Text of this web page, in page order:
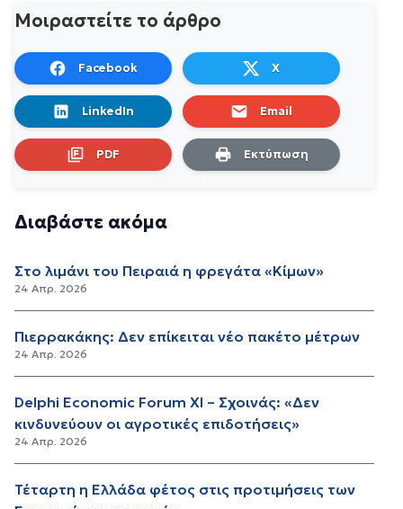
Μοιραστείτε το άρθρο
Facebook X
LinkedIn Email
PDF Εκτύπωση
Διαβάστε ακόμα
Στο λιμάνι του Πειραιά η φρεγάτα «Κίμων»
24 Απρ. 2026
Πιερρακάκης: Δεν επίκειται νέο πακέτο μέτρων
24 Απρ. 2026
Delphi Economic Forum XI – Σχοινάς: «Δεν
κινδυνεύουν οι αγροτικές επιδοτήσεις»
24 Απρ. 2026
Τέταρτη η Ελλάδα φέτος στις προτιμήσεις των